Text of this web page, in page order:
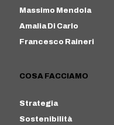
Massimo Mendola
Amalia Di Carlo
Francesco Raineri
COSA FACCIAMO
Strategia
Sostenibilità